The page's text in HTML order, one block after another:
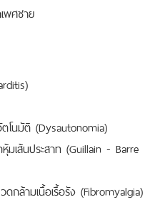
พศชาย
โนมัติ (Dysautonomia)
มเส้นประสาท (Guillain - Barre
ดกล้ามเนื้อเรื้อรัง (Fibromyalgia)